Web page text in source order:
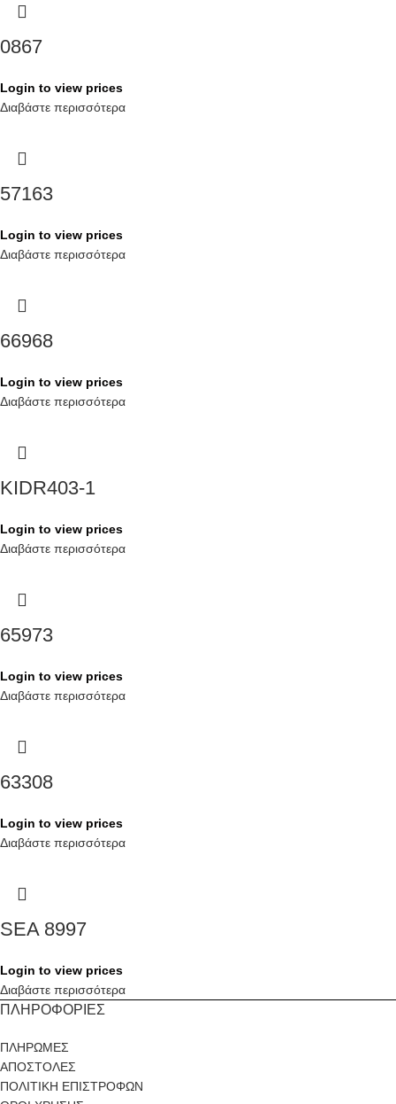
0867
Login to view prices
Διαβάστε περισσότερα
57163
Login to view prices
Διαβάστε περισσότερα
66968
Login to view prices
Διαβάστε περισσότερα
KIDR403-1
Login to view prices
Διαβάστε περισσότερα
65973
Login to view prices
Διαβάστε περισσότερα
63308
Login to view prices
Διαβάστε περισσότερα
SEA 8997
Login to view prices
Διαβάστε περισσότερα
ΠΛΗΡΟΦΟΡΙΕΣ
ΠΛΗΡΩΜΕΣ
ΑΠΟΣΤΟΛΕΣ
ΠΟΛΙΤΙΚΗ ΕΠΙΣΤΡΟΦΩΝ